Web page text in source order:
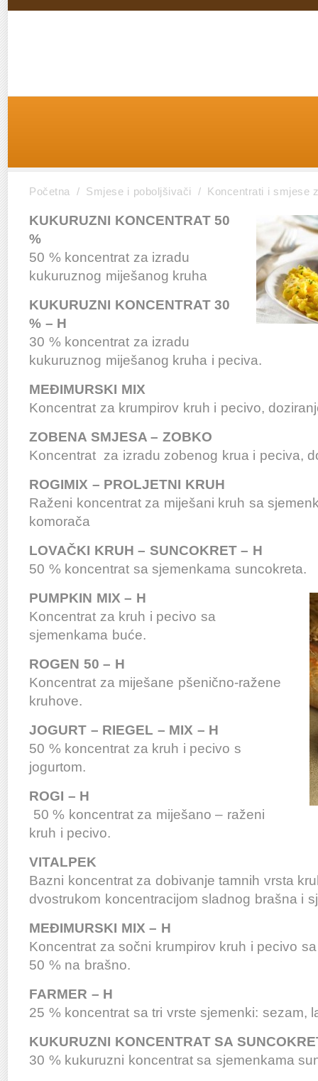
Početna / Smjese i poboljšivači / Koncentrati i smjese
KUKURUZNI KONCENTRAT 50
%
50 % koncentrat za izradu
kukuruznog miješanog kruha
KUKURUZNI KONCENTRAT 30
% – H
30 % koncentrat za izradu
kukuruznog miješanog kruha i peciva.
MEĐIMURSKI MIX
Koncentrat za krumpirov kruh i pecivo,
ZOBENA SMJESA – ZOBKO
Koncentrat za izradu zobenog krua i peciva,
ROGIMIX – PROLJETNI KRUH
Raženi koncentrat za miješani kruh sa
komorača
LOVAČKI KRUH – SUNCOKRET – H
50 % koncentrat sa sjemenkama suncokreta.
PUMPKIN MIX – H
Koncentrat za kruh i pecivo sa
sjemenkama buće.
ROGEN 50 – H
Koncentrat za miješane pšenično-ražene
kruhove.
JOGURT – RIEGEL – MIX – H
50 % koncentrat za kruh i pecivo s
jogurtom.
ROGI – H
50 % koncentrat za miješano – raženi
kruh i pecivo.
VITALPEK
Bazni koncentrat za dobivanje tamnih vrsta
dvostrukom koncentracijom sladnog brašna i
MEĐIMURSKI MIX – H
Koncentrat za sočni krumpirov kruh i pecivo
50 % na brašno.
FARMER – H
25 % koncentrat sa tri vrste sjemenki: sezam,
KUKURUZNI KONCENTRAT SA
30 % kukuruzni koncentrat sa sjemenkama